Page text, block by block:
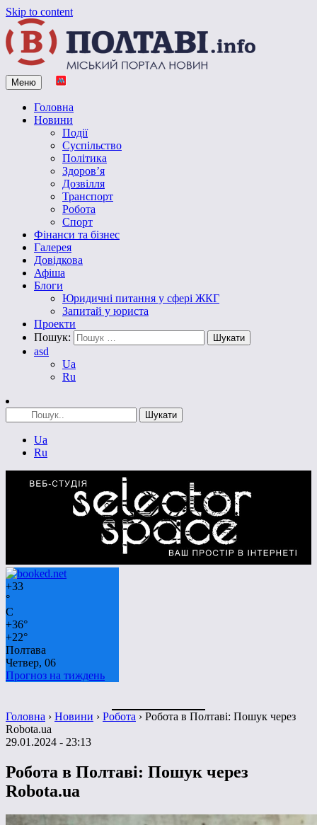
Skip to content
Vpoltave.info
Полтавський портал новин
Меню
Головна
Новини
Події
Суспільство
Політика
Здоров’я
Дозвілля
Транспорт
Робота
Спорт
Фінанси та бізнес
Галерея
Довідкова
Афіша
Блоги
Юридичні питання у сфері ЖКГ
Запитай у юриста
Проекти
Пошук:
asd
Ua
Ru
Ua
Ru
+33
°
C
+36°
+22°
Полтава
Четвер, 06
Прогноз на тиждень
Головна › Новини › Робота › Робота в Полтаві: Пошук через
Robota.ua
29.01.2024 - 23:13
Робота в Полтаві: Пошук через
Robota.ua